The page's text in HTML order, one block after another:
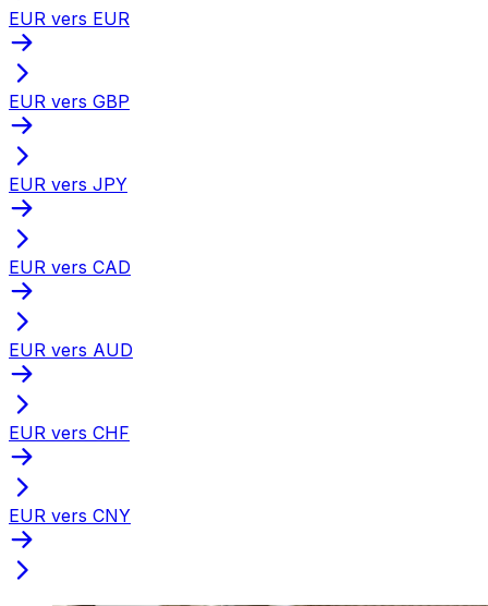
EUR vers EUR
EUR vers GBP
EUR vers JPY
EUR vers CAD
EUR vers AUD
EUR vers CHF
EUR vers CNY